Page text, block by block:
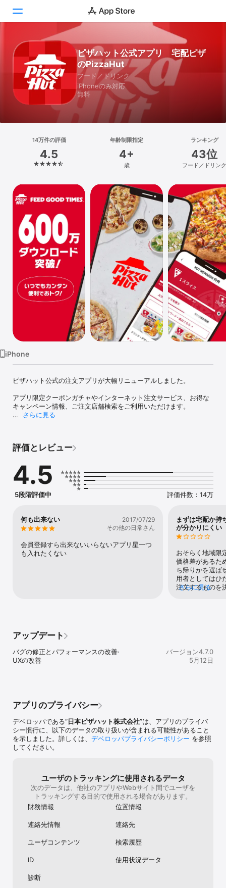
ゲーム
アプリ
検索
プラットフォーム
iPhone
iPad
Mac
Vision
Watch
TV
ピザハット公式アプリ 宅配ピザ
のPizzaHut
フード／ドリンク
iPhoneのみ対応
無料
14万件の評価
4.5
年齢制限指定
4+
歳
ランキング
43位
フード／ドリンク
iPhone
ピザハット公式の注文アプリが大幅リニューアルしました。
アプリ限定クーポンガチャやインターネット注文サービス、お得な
キャンペーン情報、ご注文店舗検索をご利用いただけます。
メルマガ会員限定でお得なクーポンを配布しています。
●店舗を選んで今すぐ注文！
配達は住所、郵便番号、過去のご注文先から簡単に注文出来ます。
皆でパーティーでも1人でじっくりでもピザハットが自慢の手仕込み
お持ち帰りの場合でもGPSでの店舗検索がパワーアップし、今いる
場所から一番近い店舗を探してすぐ注文して下さい。自慢の出来立
てピザがお待ちしています。
本アプリケーションは日本国内のみご利用が可能です。
さらに見る
評価とレビュー
4.5
5段階評価中 評価件数：14万
何も出来ない
2017/07/29
その他の日常さん
会員登録すら出来ないいらないアプリ星一つ
も入れたくない
まずは宅配か持
が分かりにくい
おそらく地域限
価格差があるた
ち帰りかを選ば
用者としてはひ
注文するものを
ニュー一覧に
宅配と持ち帰
ら）を表記・
さらに見る
アップデート
バグの修正とパフォーマンスの改善·
UXの改善
バージョン4.7.0
5月12日
アプリのプライバシー
デベロッパである“日本ピザハット株式会社”は、アプリのプライバ
シー慣行に、以下のデータの取り扱いが含まれる可能性があること
を示しました。詳しくは、 デベロッパプライバシーポリシー を参照
してください。
ユーザのトラッキングに使用されるデータ
次のデータは、他社のアプリやWebサイト間でユーザを
トラッキングする目的で使用される場合があります。
財務情報
位置情報
連絡先情報 連絡先
ユーザコンテンツ 検索履歴
ID 使用状況データ
診断